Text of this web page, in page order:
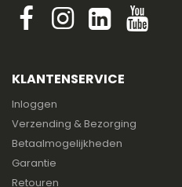
KLANTENSERVICE
Inloggen
Verzending & Bezorging
Betaalmogelijkheden
Garantie
Retouren